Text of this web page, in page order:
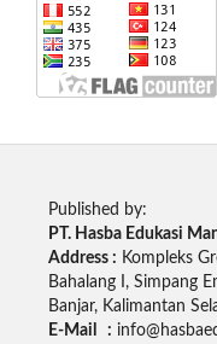
Published by:
PT. Hasba Edukasi
Address : Kompleks
Bahalang I, Simpang
Banjar, Kalimantan
E-Mail :